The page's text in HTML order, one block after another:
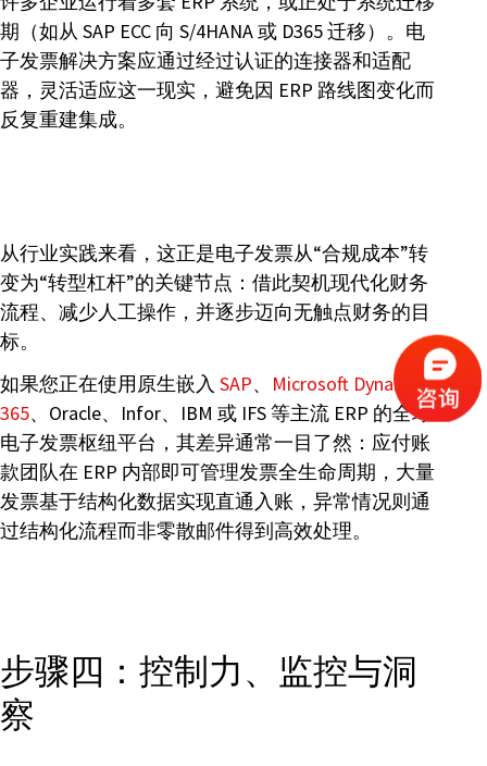
期（如从 SAP ECC 向 S/4HANA 或 D365 迁移）。电
子发票解决方案应通过经过认证的连接器和适配
器，灵活适应这一现实，避免因 ERP 路线图变化而
反复重建集成。
从行业实践来看，这正是电子发票从“合规成本”转
变为“转型杠杆”的关键节点：借此契机现代化财务
流程、减少人工操作，并逐步迈向无触点财务的目
标。
如果您正在使用原生嵌入 SAP、 Microsoft Dynamics
365、Oracle、Infor、IBM 或 IFS 等主流 ERP 的全球
电子发票枢纽平台，其差异通常一目了然：应付账
款团队在 ERP 内部即可管理发票全生命周期，大量
发票基于结构化数据实现直通入账，异常情况则通
过结构化流程而非零散邮件得到高效处理。
步骤四：控制力、监控与洞
察